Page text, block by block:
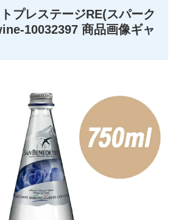
プレステージRE(スパーク
10032397 商品画像ギャ